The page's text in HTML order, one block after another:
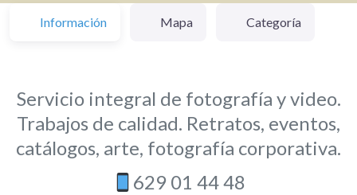
Información Mapa Categoría
Servicio integral de fotografía y video.
Trabajos de calidad. Retratos, eventos,
catálogos, arte, fotografía corporativa.
629 01 44 48